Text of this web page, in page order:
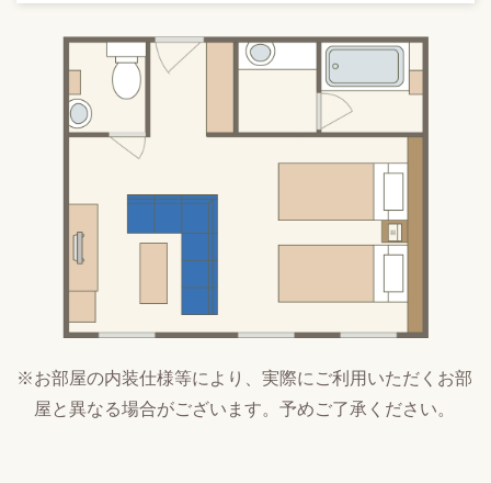
※お部屋の内装仕様等により、実際にご利用いただくお部
屋と異なる場合がございます。予めご了承ください。